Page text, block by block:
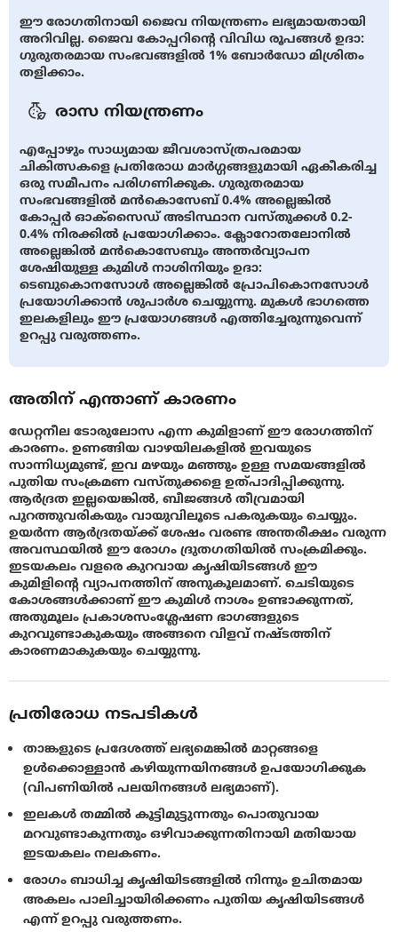
ഈ രോഗതിനായി ജൈവ നിയന്ത്രണം ലഭ്യമായതായി
അറിവില്ല. ജൈവ കോപ്പറിന്റെ വിവിധ രൂപങ്ങള്‍ ഉദാ:
ഗുരുതരമായ സംഭവങ്ങളില്‍ 1% ബോര്‍ഡോ മിശ്രിതം
തളിക്കാം.
രാസ നിയന്ത്രണം
എപ്പോഴും സാധ്യമായ ജീവശാസ്ത്രപരമായ
ചികിത്സകളെ പ്രതിരോധ മാര്‍ഗ്ഗങ്ങളുമായി ഏകീകരിച്ച
ഒരു സമീപനം പരിഗണിക്കുക. ഗുരുതരമായ
സംഭവങ്ങളില്‍ മന്‍കൊസേബ് 0.4% അല്ലെങ്കില്‍
കോപ്പര്‍ ഓക്സൈഡ് അടിസ്ഥാന വസ്തുക്കള്‍ 0.2-
0.4% നിരക്കില്‍ പ്രയോഗിക്കാം. ക്ലോറോതലോനില്‍
അല്ലെങ്കില്‍ മന്‍കൊസേബും അന്തര്‍വ്യാപന
ശേഷിയുള്ള കുമിള്‍ നാശിനിയും ഉദാ:
ടെബുകൊനസോള്‍ അല്ലെങ്കില്‍ പ്രോപികൊനസോള്‍
പ്രയോഗിക്കാന്‍ ശുപാര്‍ശ ചെയ്യുന്നു. മുകള്‍ ഭാഗത്തെ
ഇലകളിലും ഈ പ്രയോഗങ്ങള്‍ എത്തിച്ചേരുന്നുവെന്ന്
ഉറപ്പു വരുത്തണം.
അതിന് എന്താണ് കാരണം
ഡേറ്റനീല ടോരുലോസ എന്ന കുമിളാണ് ഈ രോഗത്തിന്
കാരണം. ഉണങ്ങിയ വാഴയിലകളില്‍ ഇവയുടെ
സാന്നിധ്യമുണ്ട്, ഇവ മഴയും മഞ്ഞും ഉള്ള സമയങ്ങളില്‍
പുതിയ സംക്രമണ വസ്തുക്കളെ ഉത്പാദിപ്പിക്കുന്നു.
ആര്‍ദ്രത ഇല്ലയെങ്കില്‍, ബീജങ്ങള്‍ തീവ്രമായി
പുറത്തുവരികയും വായുവിലൂടെ പകരുകയും ചെയ്യും.
ഉയര്‍ന്ന ആര്‍ദ്രതയ്ക്ക് ശേഷം വരണ്ട അന്തരീക്ഷം വരുന്ന
അവസ്ഥയില്‍ ഈ രോഗം ദ്രുതഗതിയില്‍ സംക്രമിക്കും.
ഇടയകലം വളരെ കുറവായ കൃഷിയിടങ്ങള്‍ ഈ
കുമിളിന്റെ വ്യാപനത്തിന് അനുകൂലമാണ്. ചെടിയുടെ
കോശങ്ങള്‍ക്കാണ് ഈ കുമിള്‍ നാശം ഉണ്ടാക്കുന്നത്‌,
അതുമൂലം പ്രകാശസംശ്ലേഷണ ഭാഗങ്ങളുടെ
കുറവുണ്ടാകുകയും അങ്ങനെ വിളവ്‌ നഷ്ടത്തിന്
കാരണമാകുകയും ചെയ്യുന്നു.
പ്രതിരോധ നടപടികൾ
താങ്കളുടെ പ്രദേശത്ത് ലഭ്യമെങ്കില്‍ മാറ്റങ്ങളെ
ഉള്‍ക്കൊള്ളാന്‍ കഴിയുന്നയിനങ്ങള്‍ ഉപയോഗിക്കുക
(വിപണിയില്‍ പലയിനങ്ങള്‍ ലഭ്യമാണ്).
ഇലകള്‍ തമ്മില്‍ കൂട്ടിമുട്ടുന്നതും പൊതുവായ
മറവുണ്ടാകുന്നതും ഒഴിവാക്കുന്നതിനായി മതിയായ
ഇടയകലം നലകണം.
രോഗം ബാധിച്ച കൃഷിയിടങ്ങളില്‍ നിന്നും ഉചിതമായ
അകലം പാലിച്ചായിരിക്കണം പുതിയ കൃഷിയിടങ്ങള്‍
എന്ന് ഉറപ്പു വരുത്തണം.